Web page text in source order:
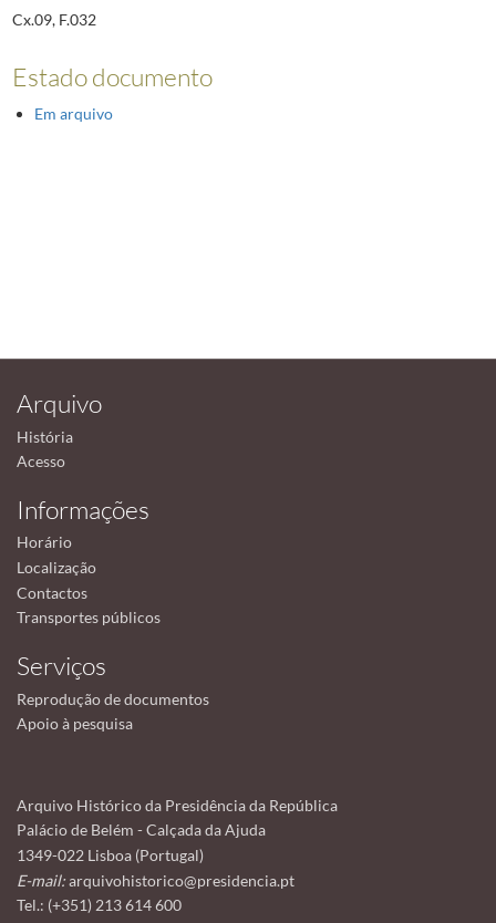
Cx.09, F.032
Estado documento
Em arquivo
Arquivo
História
Acesso
Informações
Horário
Localização
Contactos
Transportes públicos
Serviços
Reprodução de documentos
Apoio à pesquisa
Arquivo Histórico da Presidência da República
Palácio de Belém - Calçada da Ajuda
1349-022 Lisboa (Portugal)
E-mail:arquivohistorico@presidencia.pt
Tel.: (+351) 213 614 600